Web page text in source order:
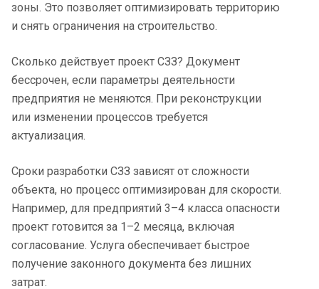
зоны. Это позволяет оптимизировать территорию
и снять ограничения на строительство.
Сколько действует проект СЗЗ? Документ
бессрочен, если параметры деятельности
предприятия не меняются. При реконструкции
или изменении процессов требуется
актуализация.
Сроки разработки СЗЗ зависят от сложности
объекта, но процесс оптимизирован для скорости.
Например, для предприятий 3–4 класса опасности
проект готовится за 1–2 месяца, включая
согласование. Услуга обеспечивает быстрое
получение законного документа без лишних
затрат.